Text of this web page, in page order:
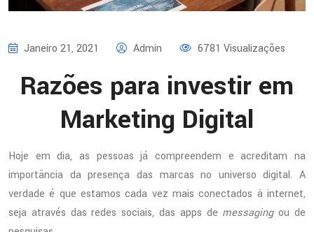
Janeiro 21, 2021 Admin 6781 Visualizações
Razões para investir em
Marketing Digital
Hoje em dia, as pessoas já compreendem e acreditam na
importância da presença das marcas no universo digital. A
verdade é que estamos cada vez mais conectados à internet,
seja através das redes sociais, das apps de messagingou de